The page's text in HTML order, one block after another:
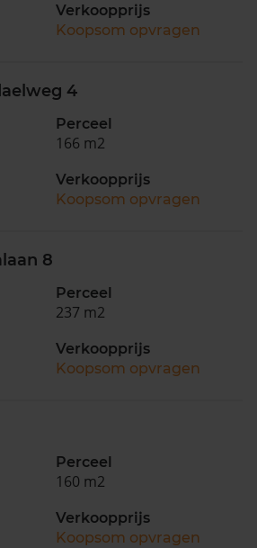
Verkoopprijs
Koopsom opvragen
4
Perceel
166 m2
Verkoopprijs
Koopsom opvragen
8
Perceel
237 m2
Verkoopprijs
Koopsom opvragen
Perceel
160 m2
Verkoopprijs
Koopsom opvragen